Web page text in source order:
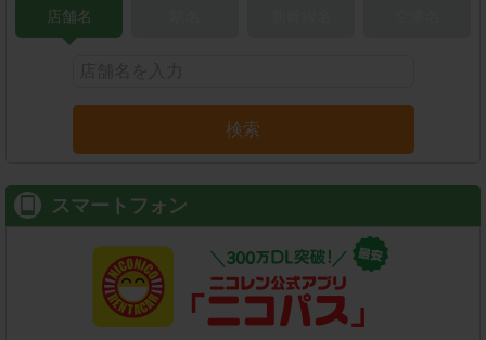
店舗名
検索
スマートフォン